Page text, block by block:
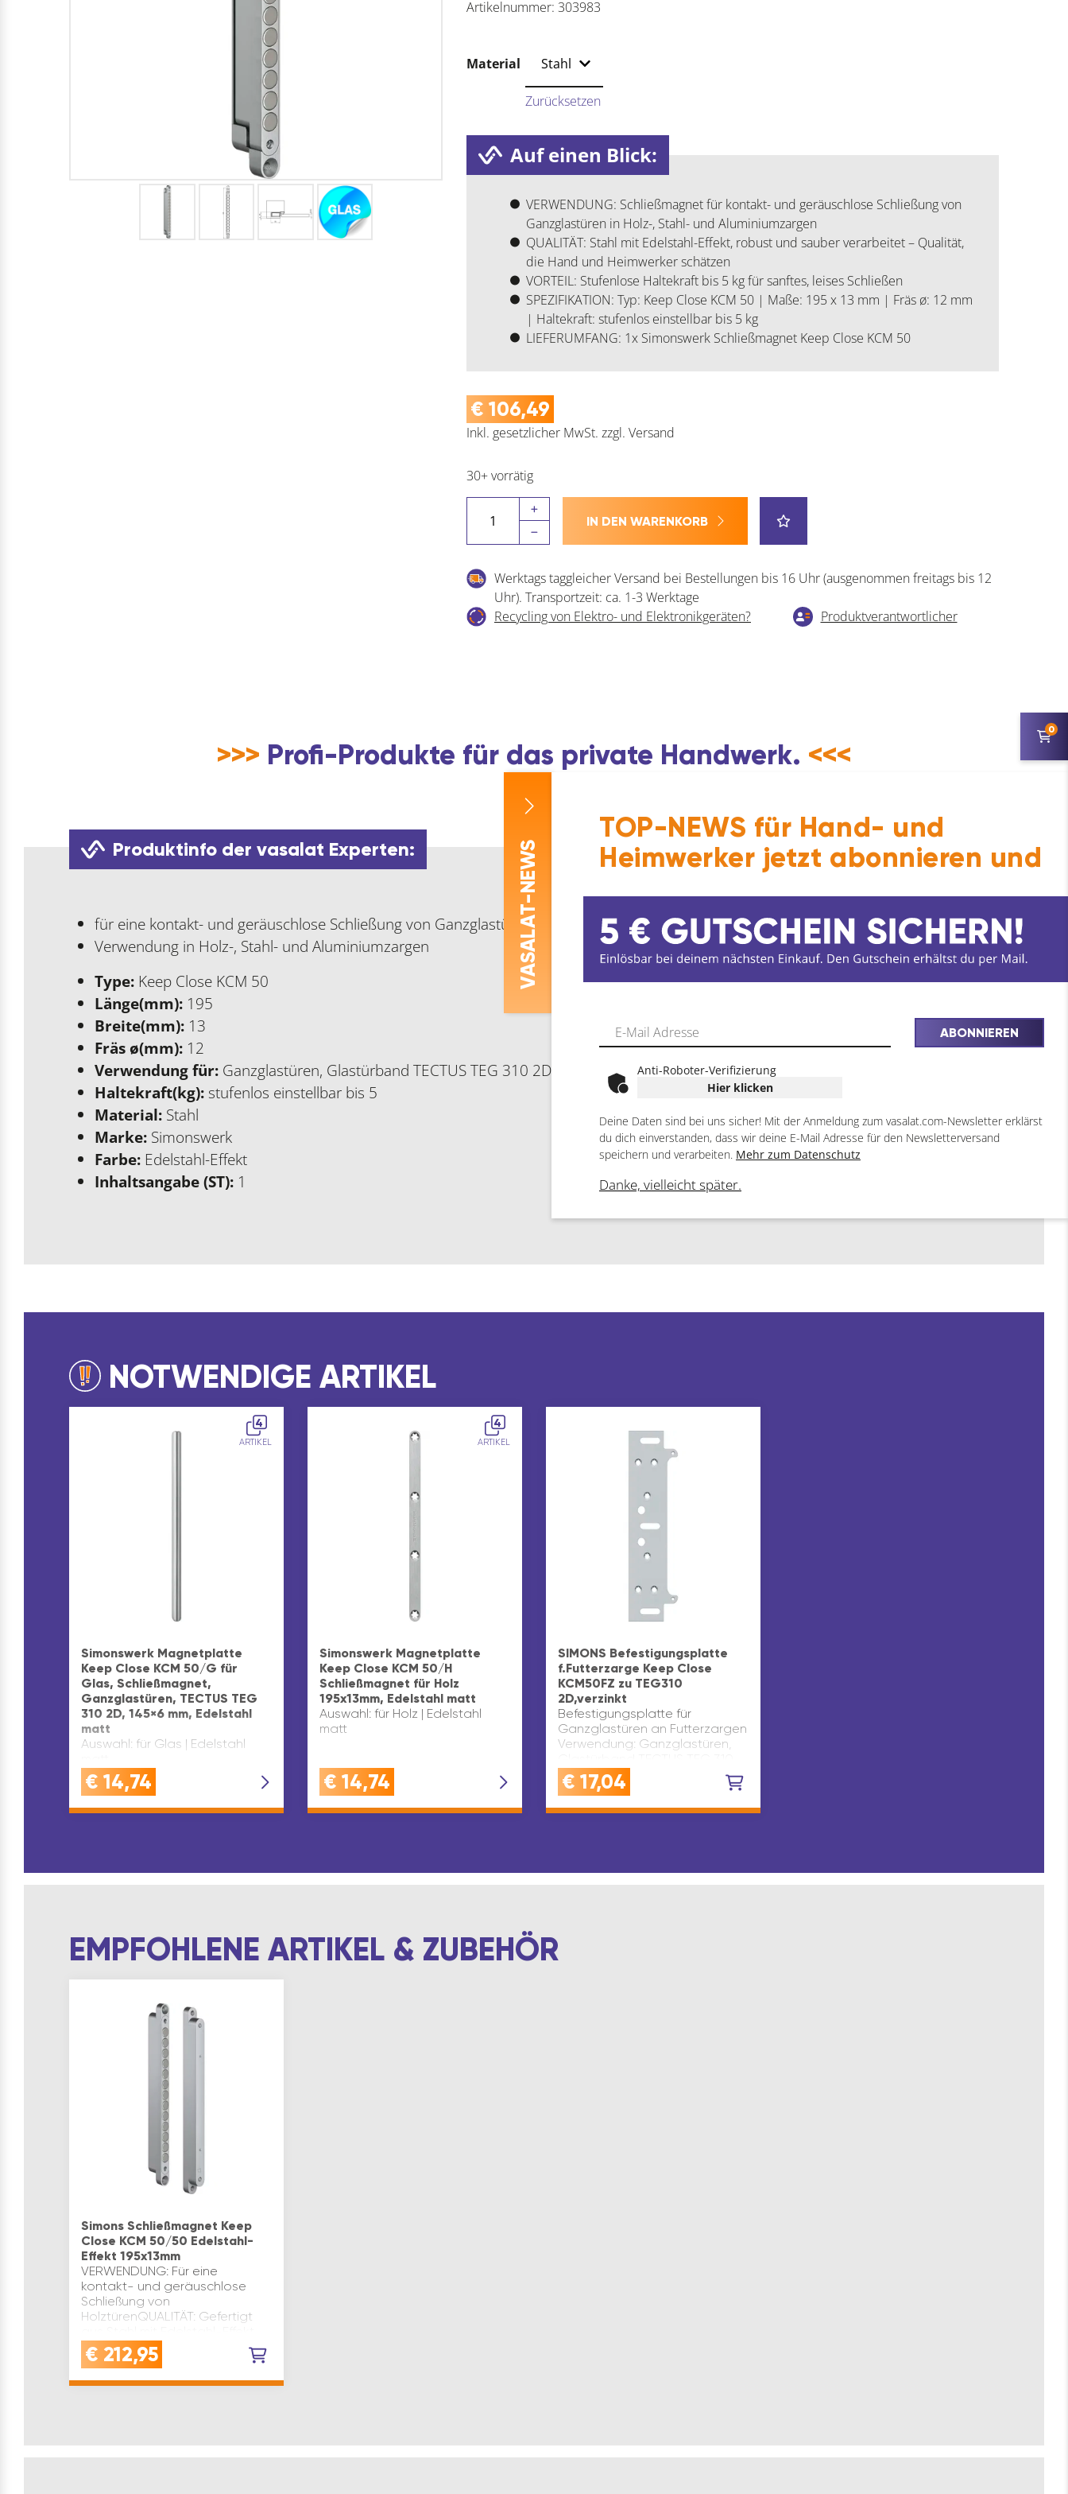
Artikelnummer: 303983
Material
Zurücksetzen
Auf einen Blick:
VERWENDUNG: Schließmagnet für kontakt- und geräuschlose Schließung von
Ganzglastüren in Holz-, Stahl- und Aluminiumzargen
QUALITÄT: Stahl mit Edelstahl-Effekt, robust und sauber verarbeitet – Qualität,
die Hand und Heimwerker schätzen
VORTEIL: Stufenlose Haltekraft bis 5 kg für sanftes, leises Schließen
SPEZIFIKATION: Typ: Keep Close KCM 50 | Maße: 195 x 13 mm | Fräs ø: 12 mm
| Haltekraft: stufenlos einstellbar bis 5 kg
LIEFERUMFANG: 1x Simonswerk Schließmagnet Keep Close KCM 50
€ 106,49
Inkl. gesetzlicher MwSt. zzgl. Versand
30+ vorrätig
Schließmagnet
Keep
KCM
195
IN DEN WARENKORB
Werktags taggleicher Versand bei Bestellungen bis 16 Uhr (ausgenommen freitags bis 12
Uhr). Transportzeit: ca. 1-3 Werktage
Recycling von Elektro- und Elektronikgeräten?
Produktverantwortlicher
>>> Profi-Produkte für das private Handwerk. <<<
Produktinfo der vasalat Experten:
für eine kontakt- und geräuschlose Schließung von Ganzglastüren
Verwendung in Holz-, Stahl- und Aluminiumzargen
Type: Keep Close KCM 50
Länge(mm): 195
Breite(mm): 13
Fräs ø(mm): 12
Verwendung für: Ganzglastüren, Glastürband TECTUS TEG 310 2D
Haltekraft(kg): stufenlos einstellbar bis 5
Material: Stahl
Marke: Simonswerk
Farbe: Edelstahl-Effekt
Inhaltsangabe (ST): 1
NOTWENDIGE ARTIKEL
4
ARTIKEL
Simonswerk Magnetplatte
Keep Close KCM 50/G für
Glas, Schließmagnet,
Ganzglastüren, TECTUS TEG
310 2D, 145×6 mm, Edelstahl
matt
Auswahl: für Glas | Edelstahl
€ 14,74
4
ARTIKEL
Simonswerk Magnetplatte
Keep Close KCM 50/H
Schließmagnet für Holz
195x13mm, Edelstahl matt
Auswahl: für Holz | Edelstahl
matt
€ 14,74
SIMONS Befestigungsplatte
f.Futterzarge Keep Close
KCM50FZ zu TEG310
2D,verzinkt
Befestigungsplatte für
Ganzglastüren an Futterzargen
Verwendung: Ganzglastüren,
2D Material: Stahl Type: Keep
Close KCM 50 FZ Marke:
€ 17,04
EMPFOHLENE ARTIKEL & ZUBEHÖR
Simons Schließmagnet Keep
Close KCM 50/50 Edelstahl-
Effekt 195x13mm
VERWENDUNG: Für eine
kontakt- und geräuschlose
Schließung von
HolztürenQUALITÄT: Gefertigt
langlebig und robustVORTEIL:
Stufenlos einstellbare
€ 212,95
0
V
ASALAT
-NEWS
TOP-NEWS für Hand- und
Heimwerker jetzt abonnieren und
ABONNIEREN
Anti-Roboter-Verifizierung
Hier klicken
Deine Daten sind bei uns sicher! Mit der Anmeldung zum vasalat.com-Newsletter erklärst
du dich einverstanden, dass wir deine E-Mail Adresse für den Newsletterversand
speichern und verarbeiten. Mehr zum Datenschutz
Danke, vielleicht später.